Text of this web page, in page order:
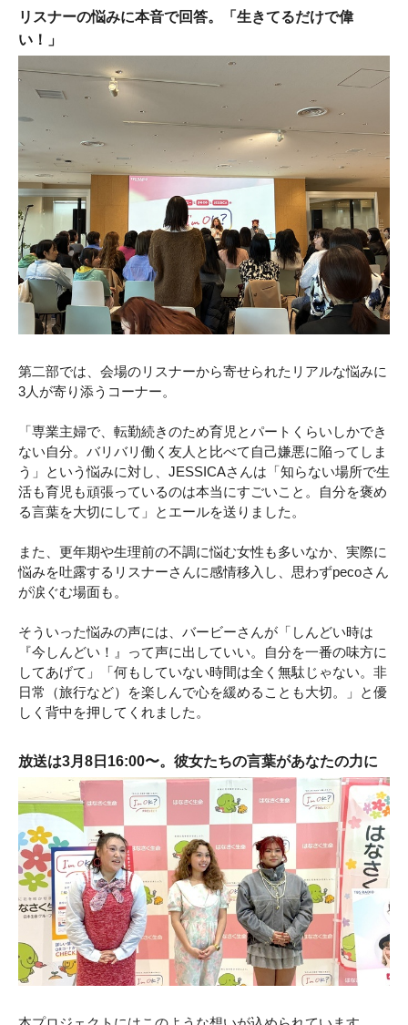
リスナーの悩みに本音で回答。「生きてるだけで偉
い！」
第二部では、会場のリスナーから寄せられたリアルな悩みに
3人が寄り添うコーナー。
「専業主婦で、転勤続きのため育児とパートくらいしかでき
ない自分。バリバリ働く友人と比べて自己嫌悪に陥ってしま
う」という悩みに対し、JESSICAさんは「知らない場所で生
活も育児も頑張っているのは本当にすごいこと。自分を褒め
る言葉を大切にして」とエールを送りました。
また、更年期や生理前の不調に悩む女性も多いなか、実際に
悩みを吐露するリスナーさんに感情移入し、思わずpecoさん
が涙ぐむ場面も。
そういった悩みの声には、バービーさんが「しんどい時は
『今しんどい！』って声に出していい。自分を一番の味方に
してあげて」「何もしていない時間は全く無駄じゃない。非
日常（旅行など）を楽しんで心を緩めることも大切。」と優
しく背中を押してくれました。
放送は3月8日16:00〜。彼女たちの言葉があなたの力に